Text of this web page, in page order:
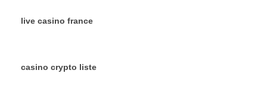
live casino france
casino crypto liste